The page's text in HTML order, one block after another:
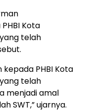
Kota
telah
PHBI Kota
telah
menjadi amal
SWT,” ujarnya.